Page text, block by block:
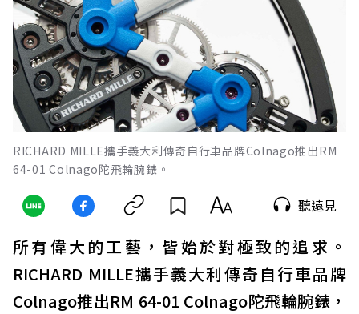
RICHARD MILLE攜手義大利傳奇自行車品牌Colnago推出RM
64-01 Colnago陀飛輪腕錶。
聽遠見
所有偉大的工藝，皆始於對極致的追求。
RICHARD MILLE攜手義大利傳奇自行車品牌
Colnago推出RM 64-01 Colnago陀飛輪腕錶，